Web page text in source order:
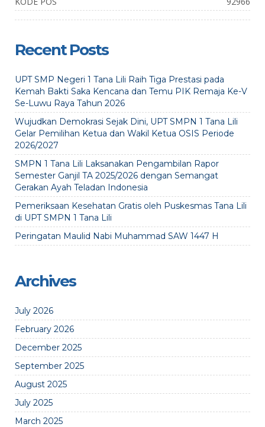
Recent Posts
UPT SMP Negeri 1 Tana Lili Raih Tiga Prestasi pada
Kemah Bakti Saka Kencana dan Temu PIK Remaja Ke-V
Se-Luwu Raya Tahun 2026
Wujudkan Demokrasi Sejak Dini, UPT SMPN 1 Tana Lili
Gelar Pemilihan Ketua dan Wakil Ketua OSIS Periode
2026/2027
SMPN 1 Tana Lili Laksanakan Pengambilan Rapor
Semester Ganjil TA 2025/2026 dengan Semangat
Gerakan Ayah Teladan Indonesia
Pemeriksaan Kesehatan Gratis oleh Puskesmas Tana Lili
di UPT SMPN 1 Tana Lili
Peringatan Maulid Nabi Muhammad SAW 1447 H
Archives
July 2026
February 2026
December 2025
September 2025
August 2025
July 2025
March 2025